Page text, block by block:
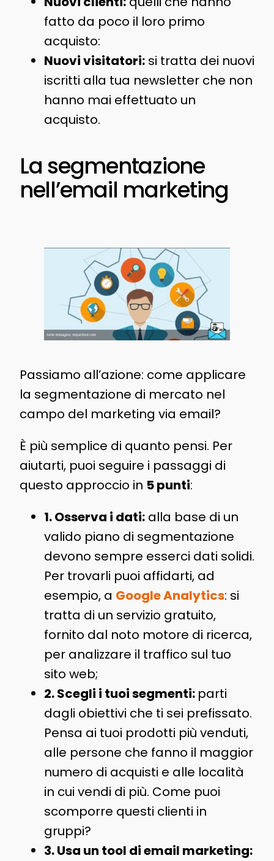
fatto da poco il loro primo
acquisto:
Nuovi visitatori:si tratta dei nuovi
iscritti alla tua newsletter che non
hanno mai effettuato un
acquisto.
La segmentazione
nell’email marketing
Passiamo all’azione: come applicare
la segmentazione di mercato nel
campo del marketing via email?
È più semplice di quanto pensi. Per
aiutarti, puoi seguire i passaggi di
questo approccio in 5 punti:
1. Osserva i dati:alla base di un
valido piano di segmentazione
devono sempre esserci dati solidi.
Per trovarli puoi affidarti, ad
esempio, a Google Analytics: si
tratta di un servizio gratuito,
fornito dal noto motore di ricerca,
per analizzare il traffico sul tuo
sito web;
2. Scegli i tuoi segmenti: parti
dagli obiettivi che ti sei prefissato.
Pensa ai tuoi prodotti più venduti,
alle persone che fanno il maggior
numero di acquisti e alle località
in cui vendi di più. Come puoi
scomporre questi clienti in
gruppi?
3. Usa un tool di email marketing: